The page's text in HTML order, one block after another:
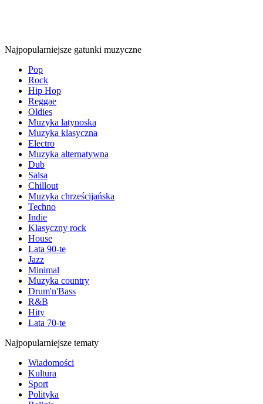
Najpopularniejsze gatunki muzyczne
Pop
Rock
Hip Hop
Reggae
Oldies
Muzyka latynoska
Muzyka klasyczna
Electro
Muzyka alternatywna
Dub
Salsa
Chillout
Muzyka chrześcijańska
Techno
Indie
Klasyczny rock
House
Lata 90-te
Jazz
Minimal
Muzyka country
Drum'n'Bass
R&B
Hity
Lata 70-te
Najpopularniejsze tematy
Wiadomości
Kultura
Sport
Polityka